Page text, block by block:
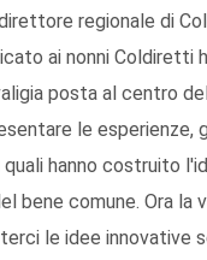
regionale di
ai nonni Coldiretti
posta al centro
le
quali hanno costruito
bene comune. Ora
le idee innovative